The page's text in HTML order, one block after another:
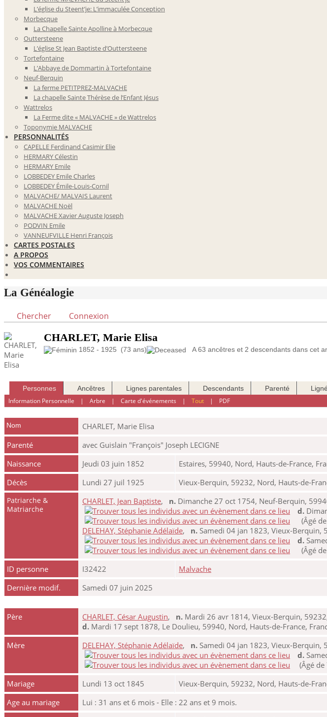
L’église du Steent’je: L’immaculée Conception
Morbecque
La Chapelle Sainte Apolline à Morbecque
Outtersteene
L’église St Jean Baptiste d’Outtersteene
Tortefontaine
L’Abbaye de Dommartin à Tortefontaine
Neuf-Berquin
La ferme PETITPREZ-MALVACHE
La chapelle Sainte Thérèse de l’Enfant Jésus
Wattrelos
La Ferme dite « MALVACHE » de Wattrelos
Toponymie MALVACHE
PERSONNALITÉS
CAPELLE Ferdinand Casimir Elie
HERMARY Célestin
HERMARY Emile
LOBBEDEY Emile Charles
LOBBEDEY Émile-Louis-Cornil
MALVACHE/ MALVAIS Laurent
MALVACHE Noël
MALVACHE Xavier Auguste Joseph
PODVIN Emile
VANNEUFVILLE Henri François
CARTES POSTALES
A PROPOS
VOS COMMENTAIRES
La Généalogie
Chercher Connexion
CHARLET, Marie Elisa
1852 - 1925 (73 ans) A 63 ancêtres et 2 descendants dans cet
Personnes Ancêtres Lignes parentales Descendants Parenté
Information Personnelle |Arbre |Carte d'événements |Tout | PDF
Nom CHARLET, Marie Elisa
Parenté
avec Guislain "François" Joseph LECIGNE
Naissance
Jeudi 03 juin 1852
Estaires, 59940, Nord, Hauts-de-France,
Décès
Lundi 27 juil 1925 Vieux-Berquin, 59232, Nord, Hauts-de-
Patriarche &
Matriarche
CHARLET, Jean Baptiste, n. Dimanche 27 oct 1754, Neuf-Berquin,
d.
(Âgé
DELEHAY, Stéphanie Adélaïde, n. Samedi 04 jan 1823, Vieux-Berquin,
d.
(Âgé
ID personne
I32422
Malvache
Dernière modif.
Samedi 07 juin 2025
Père CHARLET, César Augustin, n. Mardi 26 avr 1814, Vieux-Berquin,
d. Mardi 17 sept 1878, Le Doulieu, 59940, Nord, Hauts-de-France,
Mère
DELEHAY, Stéphanie Adélaïde, n. Samedi 04 jan 1823, Vieux-Berquin,
d.
(Âgé de
Mariage
Lundi 13 oct 1845
Vieux-Berquin, 59232, Nord, Hauts-de-
Age au mariage
Lui : 31 ans et 6 mois - Elle : 22 ans et 9 mois.